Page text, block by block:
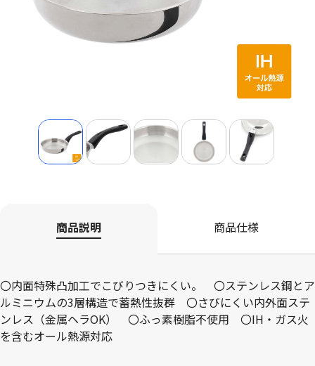
商品説明 商品仕様
〇内面特殊凸加工でこびりつきにくい。 〇ステンレス鋼とア
ルミニウムの3層構造で蓄熱性抜群 〇さびにくい内外面ステ
ンレス（金属ヘラOK） 〇ふっ素樹脂不使用 〇IH・ガス火
を含むオール熱源対応